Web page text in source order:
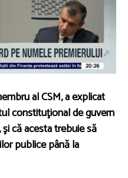
al CSM, a explicat
constituţional de guvern
că acesta trebuie să
publice până la